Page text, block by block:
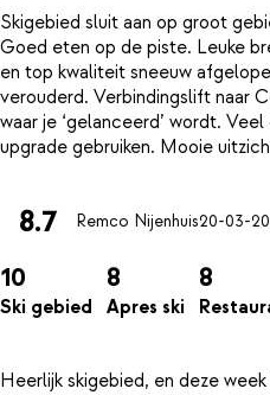
Skigebied sluit aan op groot
Goed eten op de piste. Leuke
en top kwaliteit sneeuw
verouderd. Verbindingslift naar
waar je ‘gelanceerd’ wordt.
8.7 Remco Nijenhuis20-03-
10
Ski gebied
8
Apres ski
8
Heerlijk skigebied, en deze